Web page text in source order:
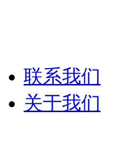
联系我们
关于我们